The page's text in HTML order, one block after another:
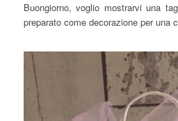
Buongiorno, voglio mostrarvi una
preparato come decorazione per una